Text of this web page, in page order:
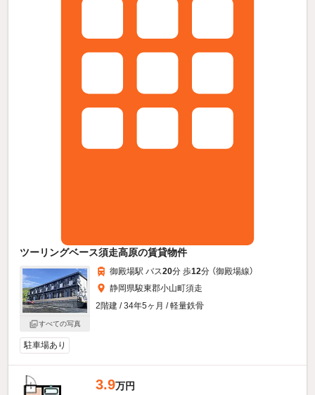
ツーリングベース須走高原の賃貸物件
すべての写真
御殿場駅 バス20分 歩12分 （御殿場線）
静岡県駿東郡小山町須走
2階建 / 34年5ヶ月 / 軽量鉄骨
駐車場あり
3.9万円